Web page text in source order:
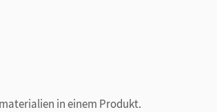
in einem Produkt.